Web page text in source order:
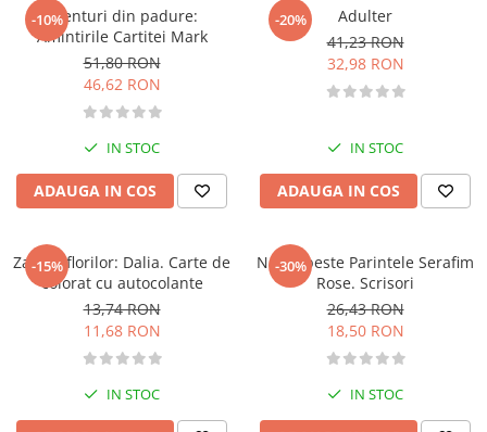
Memorii si jurnale
Moderna, contemporana
Poezie, teatru
Publicistica, eseu
Science Fiction
Young adult
Filologie, Filosofie
Filologie
Filosofie
Filosofie, Stiinte
Gastronomie
Alimentatie vegetariana
Arte si tehnici culinare
Bauturi si cocktailuri
-10%Aventuri din padure:
Amintirile Cartitei Mark
51,80 RON
46,62 RON
IN STOC
ADAUGA IN COS
-20%
Adulter
41,23 RON
32,98 RON
IN STOC
ADAUGA IN COS
-15%
Zanele florilor: Dalia. Carte de
colorat cu autocolante
13,74 RON
11,68 RON
IN STOC
-30%
Ne vorbeste Parintele Serafim
Rose. Scrisori
26,43 RON
18,50 RON
IN STOC